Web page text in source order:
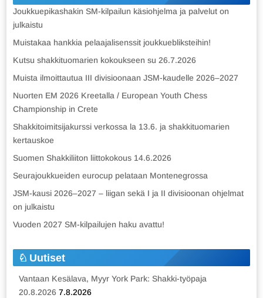
Joukkuepikashakin SM-kilpailun käsiohjelma ja palvelut on
julkaistu
Muistakaa hankkia pelaajalisenssit joukkuebliksteihin!
Kutsu shakkituomarien kokoukseen su 26.7.2026
Muista ilmoittautua III divisioonaan JSM-kaudelle 2026–2027
Nuorten EM 2026 Kreetalla / European Youth Chess
Championship in Crete
Shakkitoimitsijakurssi verkossa la 13.6. ja shakkituomarien
kertauskoe
Suomen Shakkiliiton liittokokous 14.6.2026
Seurajoukkueiden eurocup pelataan Montenegrossa
JSM-kausi 2026–2027 – liigan sekä I ja II divisioonan ohjelmat
on julkaistu
Vuoden 2027 SM-kilpailujen haku avattu!
Uutiset
Vantaan Kesälava, Myyr York Park: Shakki-työpaja
20.8.2026 7.8.2026